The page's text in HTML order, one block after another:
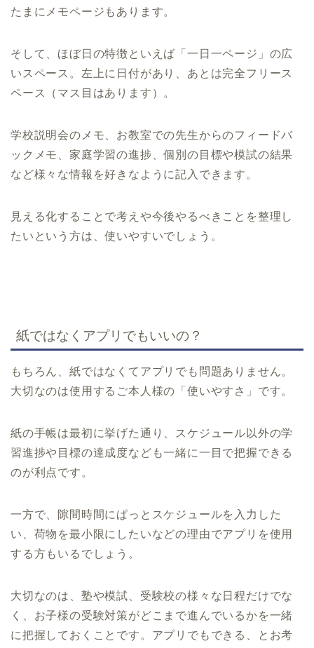
たまにメモページもあります。
そして、ほぼ日の特徴といえば「一日一ページ」の広
いスペース。左上に日付があり、あとは完全フリース
ペース（マス目はあります）。
学校説明会のメモ、お教室での先生からのフィードバ
ックメモ、家庭学習の進捗、個別の目標や模試の結果
など様々な情報を好きなように記入できます。
見える化することで考えや今後やるべきことを整理し
たいという方は、使いやすいでしょう。
紙ではなくアプリでもいいの？
もちろん、紙ではなくてアプリでも問題ありません。
大切なのは使用するご本人様の「使いやすさ」です。
紙の手帳は最初に挙げた通り、スケジュール以外の学
習進捗や目標の達成度なども一緒に一目で把握できる
のが利点です。
一方で、隙間時間にぱっとスケジュールを入力した
い、荷物を最小限にしたいなどの理由でアプリを使用
する方もいるでしょう。
大切なのは、塾や模試、受験校の様々な日程だけでな
く、お子様の受験対策がどこまで進んでいるかを一緒
に把握しておくことです。アプリでもできる、とお考